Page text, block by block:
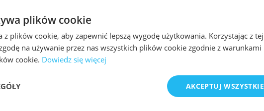
- Gold BMS
plików cookie
z plików cookie, aby zapewnić lepszą wygodę użytkowania. Korzystając z tej
na używanie przez nas wszystkich plików cookie zgodnie z warunkami
cookie. Dowiedz się więcej
AKCEPTUJ WSZYSTKIE